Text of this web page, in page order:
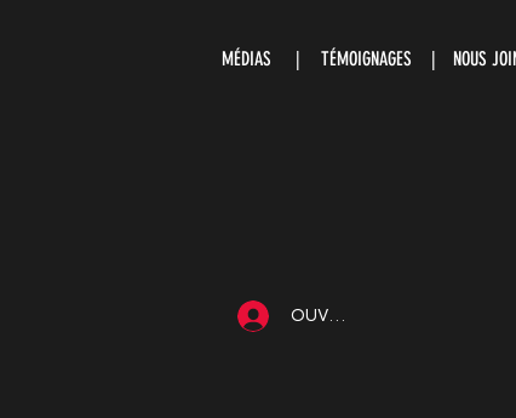
MÉDIAS | TÉMOIGNAGES | NOUS
OUVRIR UNE SESSION